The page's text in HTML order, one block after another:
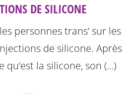
DE SILICONE
personnes trans’ sur les
de silicone. Après
qu’est la silicone, son (…)